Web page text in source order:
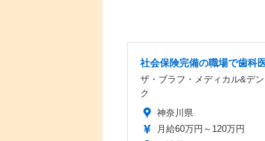
社会保険完備の職場で歯科
ザ・ブラフ・メディカル&デ
ク
神奈川県
月給60万円～120万円